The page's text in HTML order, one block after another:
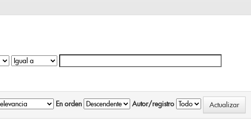
En orden Autor/registro